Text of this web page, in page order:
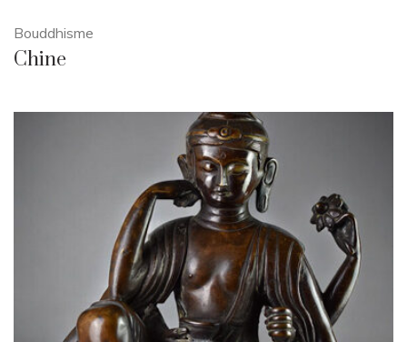
Bouddhisme
Chine